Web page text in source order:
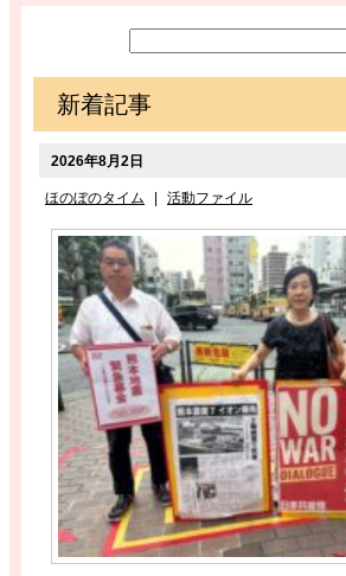
新着記事
2026年8月2日
ほのぼのタイム | 活動ファイル